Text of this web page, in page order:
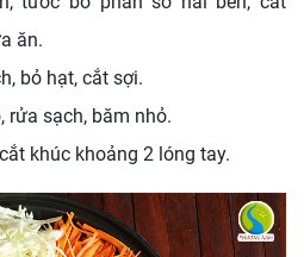
ăn.
bỏ hạt, cắt sợi.
rửa sạch, băm nhỏ.
khúc khoảng 2 lóng tay.